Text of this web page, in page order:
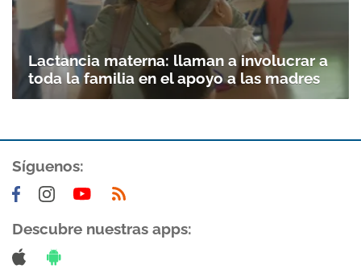
Gracias por suscribirte a nuestro boletín.
ACEPTAR
Lactancia materna: llaman a involucrar a
toda la familia en el apoyo a las madres
Síguenos:
Descubre nuestras apps: